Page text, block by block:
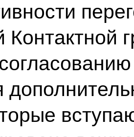
Контактной